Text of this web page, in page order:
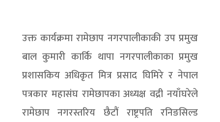
उक्त कार्यक्रमा रामेछाप नगरपालीकाकी उप प्रमुख
बाल कुमारी कार्कि थापा नगरपालीकाका प्रमुख
प्रशासकिय अधिकृत मित्र प्रसाद घिमिरे र नेपाल
पत्रकार महासंघ रामेछापका अध्यक्ष वद्री नयाँघरेले
रामेछाप नगरस्तरिय छैटौं राष्ट्रपति रनिङसिल्ड